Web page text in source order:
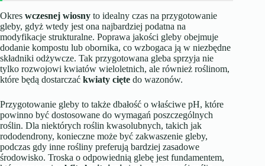
Okres wczesnej wiosny to idealny czas na przygotowanie
gleby, gdyż wtedy jest ona najbardziej podatna na
modyfikacje strukturalne. Poprawa jakości gleby obejmuje
dodanie kompostu lub obornika, co wzbogaca ją w niezbędne
składniki odżywcze. Tak przygotowana gleba sprzyja nie
tylko rozwojowi kwiatów wieloletnich, ale również roślinom,
które będą dostarczać kwiaty cięte do wazonów.
Przygotowanie gleby to także dbałość o właściwe pH, które
powinno być dostosowane do wymagań poszczególnych
roślin. Dla niektórych roślin kwasolubnych, takich jak
rododendrony, konieczne może być zakwaszenie gleby,
podczas gdy inne rośliny preferują bardziej zasadowe
środowisko. Troska o odpowiednią glebę jest fundamentem,